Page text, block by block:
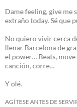
Dame feeling, give me
extraño today. Sé que
No quiero vivir cerca
llenar Barcelona de
el power… Beats,
canción, corre…
Y olé.
AGÍTESE ANTES DE